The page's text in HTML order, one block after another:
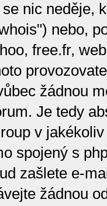
nic neděje,
nebo,
free.fr,
žádnou
Je tedy
v
spojený s
zašlete e-
žádnou